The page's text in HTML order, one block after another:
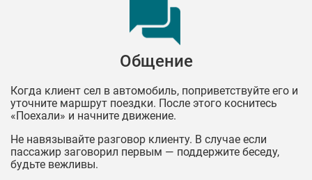
Общение
Когда клиент сел в автомобиль, поприветствуйте его и
уточните маршрут поездки. После этого коснитесь
«Поехали» и начните движение.
Не навязывайте разговор клиенту. В случае если
пассажир заговорил первым — поддержите беседу,
будьте вежливы.